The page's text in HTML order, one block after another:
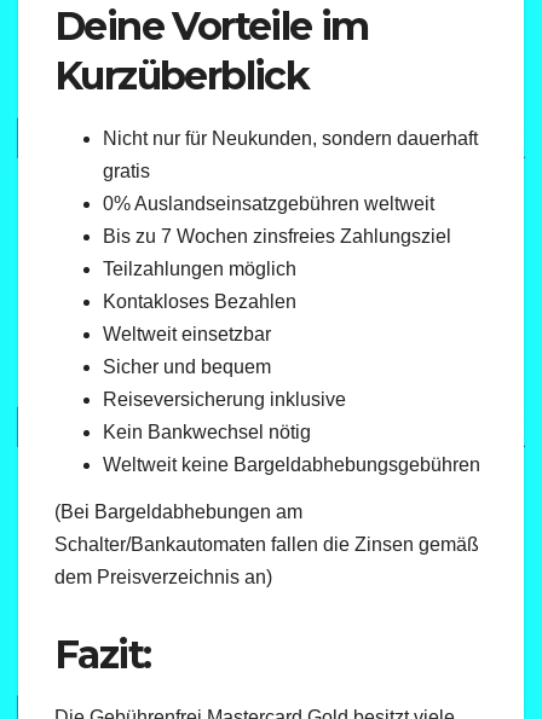
Deine Vorteile im
Kurzüberblick
Nicht nur für Neukunden, sondern dauerhaft
gratis
0% Ausland­seinsatz­gebühren weltweit
Bis zu 7 Wochen zinsfreies Zahlungsziel
Teilzahlungen möglich
Kontakloses Bezahlen
Weltweit einsetzbar
Sicher und bequem
Reisever­sicherung inklusive
Kein Bankwechsel nötig
Weltweit keine Bargeld­abhebungs­gebühren
(Bei Bargeldabhebungen am
Schalter/Bankautomaten fallen die Zinsen gemäß
dem Preisverzeichnis an)
Fazit: